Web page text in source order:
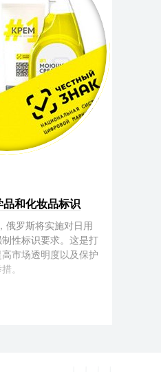
和化妆品标识
俄罗斯将实施对日用
性标识要求。这是打
市场透明度以及保护
。